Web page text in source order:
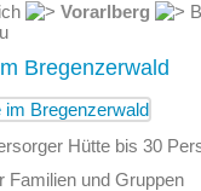
Vorarlberg
Bregenzerwald
Hütte bis 30
Familien und Gruppen